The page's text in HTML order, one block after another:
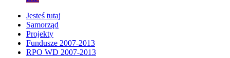
Jesteś tutaj
Samorząd
Projekty
Fundusze 2007-2013
RPO WD 2007-2013